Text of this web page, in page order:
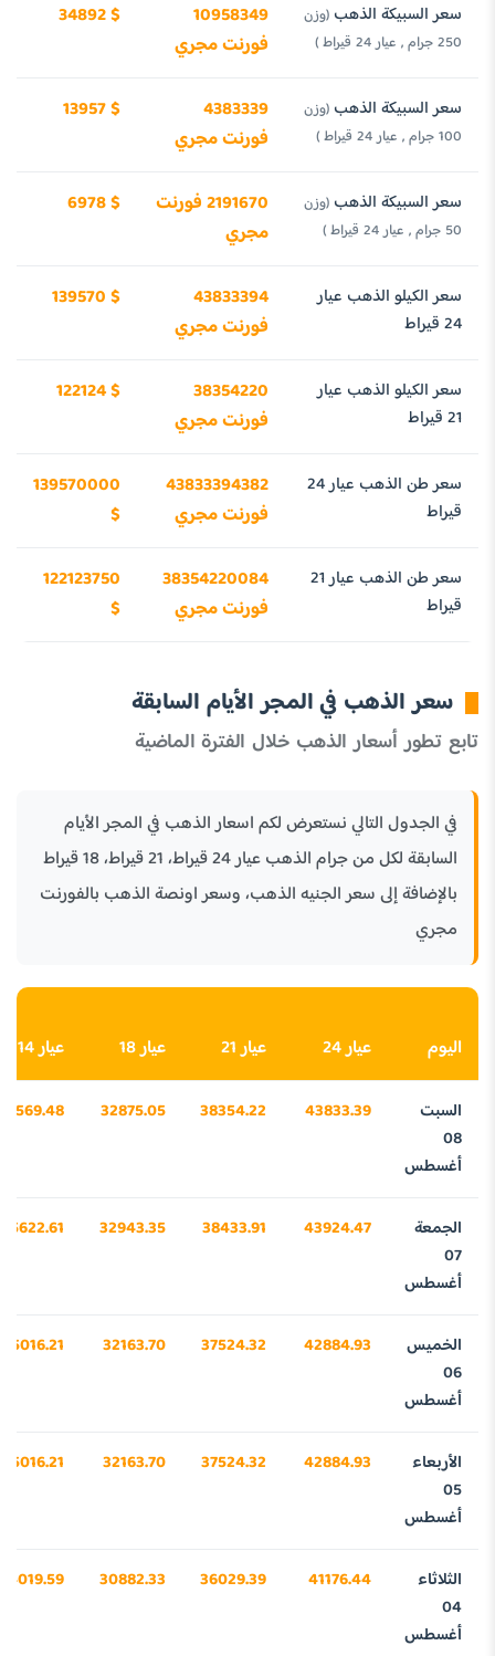
سعر السبيكة الذهب (وزن
250 جرام , عيار 24 قيراط )
10958349
فورنت مجري
34892 $
سعر السبيكة الذهب (وزن
100 جرام , عيار 24 قيراط )
4383339
فورنت مجري
13957 $
سعر السبيكة الذهب (وزن
50 جرام , عيار 24 قيراط )
2191670 فورنت
مجري
6978 $
سعر الكيلو الذهب عيار
24 قيراط
43833394
فورنت مجري
139570 $
سعر الكيلو الذهب عيار
21 قيراط
38354220
فورنت مجري
122124 $
سعر طن الذهب عيار 24
قيراط
43833394382
فورنت مجري
139570000
$
سعر طن الذهب عيار 21
قيراط
38354220084
فورنت مجري
122123750
$
سعر الذهب في المجر الأيام السابقة
تابع تطور أسعار الذهب خلال الفترة الماضية
في الجدول التالي نستعرض لكم اسعار الذهب في المجر الأيام
السابقة لكل من جرام الذهب عيار 24 قيراط، 21 قيراط، 18 قيراط
بالإضافة إلى سعر الجنيه الذهب، وسعر اونصة الذهب بالفورنت
مجري
اليوم عيار 24 عيار 21 عيار 18 عيار 14
السبت
08
أغسطس
43833.39
38354.22
32875.05
الجمعة
07
أغسطس
43924.47
38433.91
32943.35
25622.61
الخميس
06
أغسطس
42884.93
37524.32
32163.70
25016.21
الأربعاء
05
أغسطس
42884.93
37524.32
32163.70
25016.21
الثلاثاء
04
أغسطس
41176.44
36029.39
30882.33
24019.59